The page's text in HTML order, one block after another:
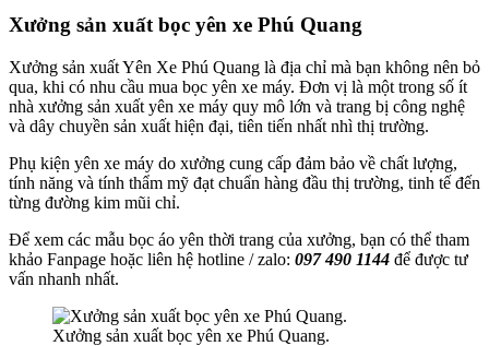
Xưởng sản xuất bọc yên xe Phú Quang
Xưởng sản xuất Yên Xe Phú Quang là địa chỉ mà bạn không nên bỏ
qua, khi có nhu cầu mua bọc yên xe máy. Đơn vị là một trong số ít
nhà xưởng sản xuất yên xe máy quy mô lớn và trang bị công nghệ
và dây chuyền sản xuất hiện đại, tiên tiến nhất nhì thị trường.
Phụ kiện yên xe máy do xưởng cung cấp đảm bảo về chất lượng,
tính năng và tính thẩm mỹ đạt chuẩn hàng đầu thị trường, tinh tế đến
từng đường kim mũi chỉ.
Để xem các mẫu bọc áo yên thời trang của xưởng, bạn có thể tham
khảo Fanpage hoặc liên hệ hotline / zalo: 097 490 1144 để được tư
vấn nhanh nhất.
Xưởng sản xuất bọc yên xe Phú Quang.